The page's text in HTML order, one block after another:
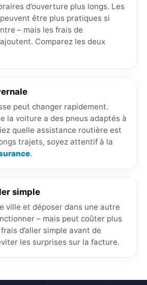
d’ouverture plus longs. Les
être plus pratiques si
– mais les frais de
Comparez les deux
peut changer rapidement.
la voiture a des pneus adaptés à
quelle assistance routière est
trajets, soyez attentif à la
.
simple
ville et déposer dans une autre
– mais peut coûter plus
d’aller simple avant de
les surprises sur la facture.